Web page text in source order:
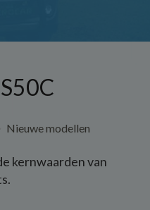
Nieuwe modellen
kernwaarden van